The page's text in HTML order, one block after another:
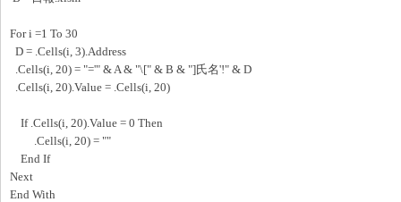
For i =1 To 30
D = .Cells(i, 3).Address
.Cells(i, 20) = "='" & A & "\[" & B & "]氏名'!" & D
.Cells(i, 20).Value = .Cells(i, 20)
If .Cells(i, 20).Value = 0 Then
.Cells(i, 20) = ""
End If
Next
End With